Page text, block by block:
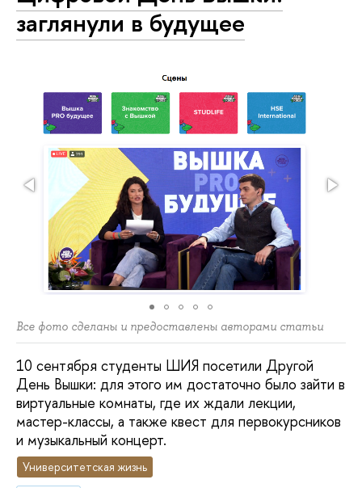
заглянули в будущее
Все фото сделаны и предоставлены авторами статьи
10 сентября студенты ШИЯ посетили Другой
День Вышки: для этого им достаточно было зайти в
виртуальные комнаты, где их ждали лекции,
мастер-классы, а также квест для первокурсников
и музыкальный концерт.
Университетская жизнь